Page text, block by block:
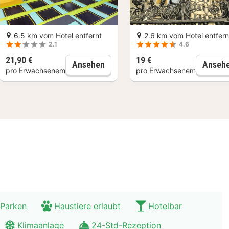
und Abendessen genießen kannst.
Augsburg
der ideale Ausgangspunkt, um die faszinierende
der Welt, oder erkunde das Römische
6.5 km vom Hotel entfernt
2.1
21,90 €
pro Erwachsenem
Ansehen Augsburg: 2-Stunden-Ticket für
2.6 km vom Hotel
4.6
19 €
pro Erwachsenem
Haustiere erlaubt
Hotelbar
Klimaanlage 24-Std-Rezeption